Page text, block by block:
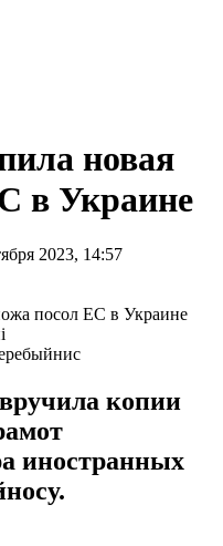
новая
в Украине
2023, 14:57
копии
иностранных